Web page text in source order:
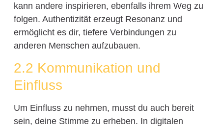
kann andere inspirieren, ebenfalls ihrem Weg zu
folgen. Authentizität erzeugt Resonanz und
ermöglicht es dir, tiefere Verbindungen zu
anderen Menschen aufzubauen.
2.2 Kommunikation und
Einfluss
Um Einfluss zu nehmen, musst du auch bereit
sein, deine Stimme zu erheben. In digitalen